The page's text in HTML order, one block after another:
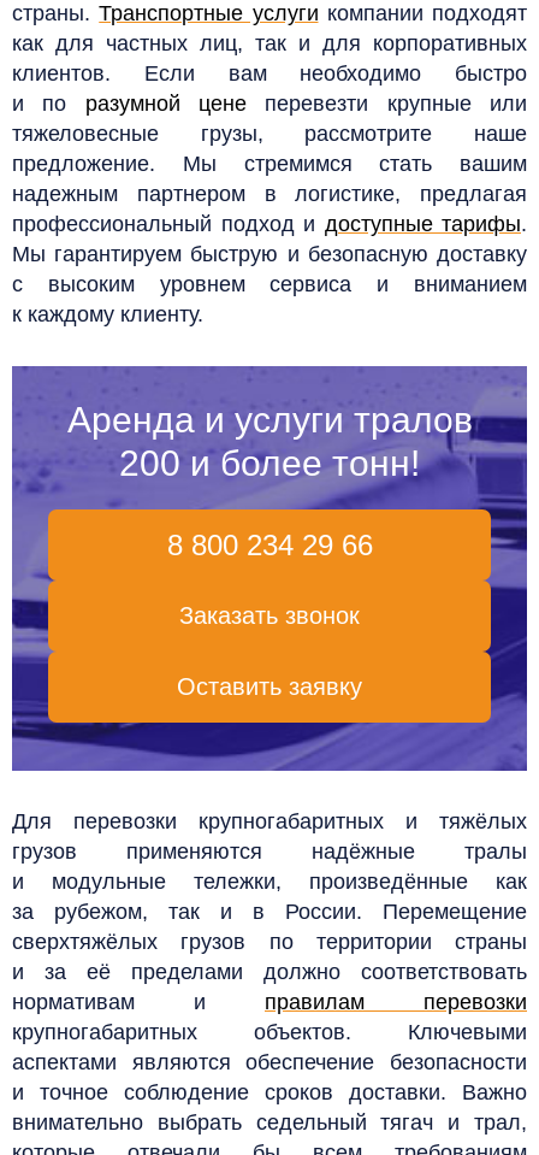
страны.Транспортные услуги компании подходят
как для частных лиц, так и для корпоративных
клиентов. Если вам необходимо быстро
и по разумной цене перевезти крупные или
тяжеловесные грузы, рассмотрите наше
предложение. Мы стремимся стать вашим
надежным партнером в логистике, предлагая
профессиональный подход и доступные тарифы.
Мы гарантируем быструю и безопасную доставку
с высоким уровнем сервиса и вниманием
к каждому клиенту.
Аренда и услуги тралов
200 и более тонн!
8 800 234 29 66
Заказать звонок
Оставить заявку
Для перевозки крупногабаритных и тяжёлых
грузов применяются надёжные тралы
и модульные тележки, произведённые как
за рубежом, так и в России. Перемещение
сверхтяжёлых грузов по территории страны
и за её пределами должно соответствовать
нормативам и правилам перевозки
крупногабаритных объектов. Ключевыми
аспектами являются обеспечение безопасности
и точное соблюдение сроков доставки. Важно
внимательно выбрать седельный тягач и трал,